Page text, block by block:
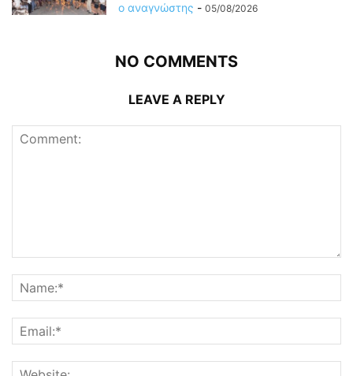
ο αναγνώστης - 05/08/2026
NO COMMENTS
LEAVE A REPLY